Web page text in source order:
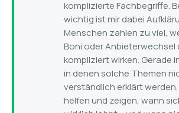
komplizierte Fachbegriffe.
wichtig ist mir dabei
Menschen zahlen zu viel,
Boni oder
kompliziert wirken. Gerade
in denen solche Themen
verständlich erklärt
helfen und zeigen, wann